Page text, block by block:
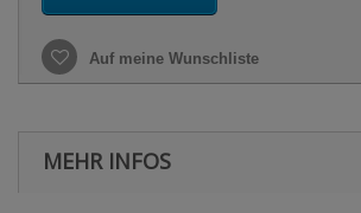
Auf meine Wunschliste
MEHR INFOS